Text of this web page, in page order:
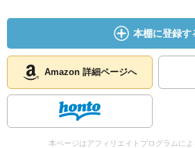
本棚に登録す
Amazon 詳細ページへ
本ページはアフィリエイトプログラムに